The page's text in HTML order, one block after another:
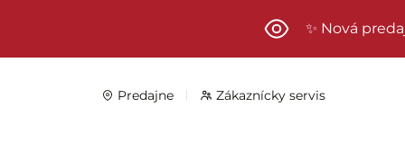
✨ Nová
Predajne Zákaznícky servis